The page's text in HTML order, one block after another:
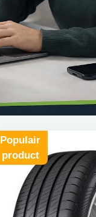
Populair
product